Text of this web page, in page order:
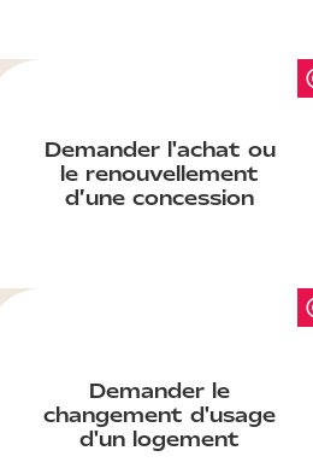
Demander l'achat ou
le renouvellement
d’une concession
Demander le
changement d'usage
d'un logement